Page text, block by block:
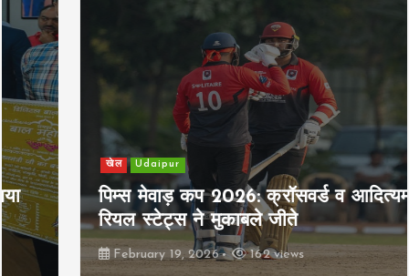
खेल Udaipur
पिम्स मेवाड़ कप 2026: क्रॉसवर्ड व आदित्यम
रियल स्टेट्स ने मुकाबले जीते
February 19, 2026 162 views